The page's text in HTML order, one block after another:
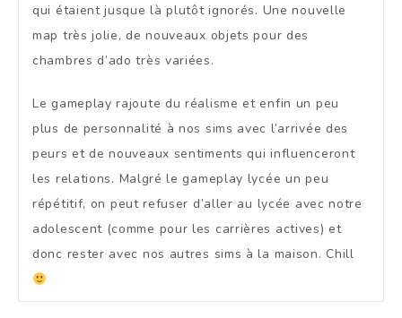
qui étaient jusque là plutôt ignorés. Une nouvelle
map très jolie, de nouveaux objets pour des
chambres d’ado très variées.
Le gameplay rajoute du réalisme et enfin un peu
plus de personnalité à nos sims avec l’arrivée des
peurs et de nouveaux sentiments qui influenceront
les relations. Malgré le gameplay lycée un peu
répétitif, on peut refuser d’aller au lycée avec notre
adolescent (comme pour les carrières actives) et
donc rester avec nos autres sims à la maison. Chill